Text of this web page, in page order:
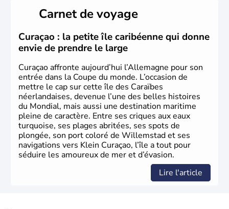
lesquelles bénéficient d'une grande autonomie. Le pays
peut se targuer de grands noms qu'il a vu naître dans tous
les domaines, des arts à la politique en passant par la
philosophie. Hertz, Gutenberg, Heidegger, Thomas Mann,
Herman Hesse ou bien Hegel en font partie.
Carnet de voyage
Curaçao : la petite île caribéenne qui donne
envie de prendre le large
Curaçao affronte aujourd’hui l’Allemagne pour son
entrée dans la Coupe du monde. L’occasion de
mettre le cap sur cette île des Caraïbes
néerlandaises, devenue l’une des belles histoires
du Mondial, mais aussi une destination maritime
pleine de caractère. Entre ses criques aux eaux
turquoise, ses plages abritées, ses spots de
plongée, son port coloré de Willemstad et ses
navigations vers Klein Curaçao, l’île a tout pour
séduire les amoureux de mer et d’évasion.
Lire l'article